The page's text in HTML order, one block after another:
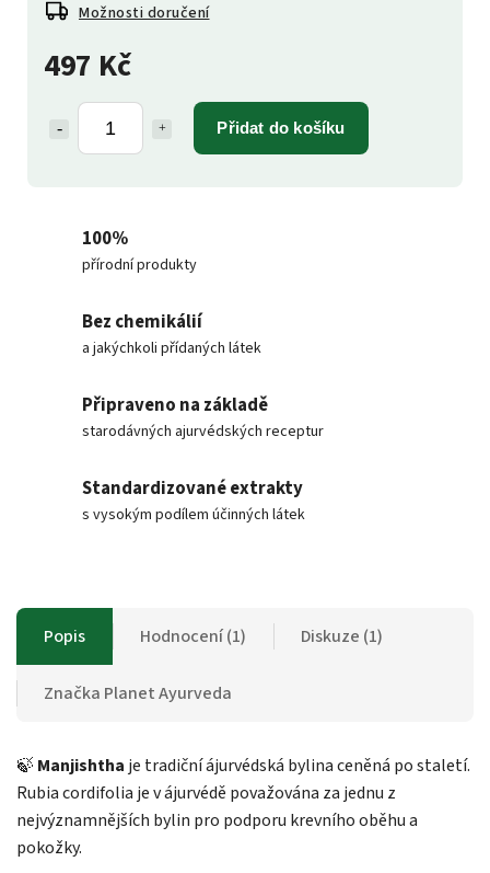
497 Kč
Přidat do košíku
Možnosti doručení
100%
přírodní produkty
Bez chemikálií
a jakýchkoli přídaných látek
Připraveno na základě
starodávných ajurvédských receptur
Standardizované extrakty
s vysokým podílem účinných látek
Popis Hodnocení (1) Diskuze (1)
Značka Planet Ayurveda
🍃 Manjishtha je tradiční ájurvédská bylina ceněná po staletí.
Rubia cordifolia je v ájurvédě považována za jednu z
nejvýznamnějších bylin pro podporu krevního oběhu a
pokožky.